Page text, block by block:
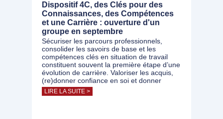
Dispositif 4C, des Clés pour des
Connaissances, des Compétences
et une Carrière : ouverture d'un
groupe en septembre
Sécuriser les parcours professionnels,
consolider les savoirs de base et les
compétences clés en situation de travail
constituent souvent la première étape d’une
évolution de carrière. Valoriser les acquis,
(re)donner confiance en soi et donner
LIRE LA SUITE >